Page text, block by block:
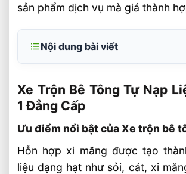
sản phẩm dịch vụ mà giá thành
Nội dung bài viết
Đẳng Cấp
Ưu điểm nổi bật của Xe
hành
Lí do nên chọn máy trộn bê
Vietstandard
Xe Trộn Bê Tông Tự Nạp
1 Đẳng Cấp
Ưu điểm nổi bật của Xe trộn bê
Hỗn hợp xi măng được tạo
liệu dạng hạt như sỏi, cát, xi